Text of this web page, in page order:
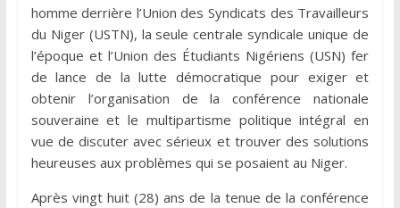
homme derrière l’Union des Syndicats des Travailleurs
du Niger (USTN), la seule centrale syndicale unique de
l’époque et l’Union des Étudiants Nigériens (USN) fer
de lance de la lutte démocratique pour exiger et
obtenir l’organisation de la conférence nationale
souveraine et le multipartisme politique intégral en
vue de discuter avec sérieux et trouver des solutions
heureuses aux problèmes qui se posaient au Niger.
Après vingt huit (28) ans de la tenue de la conférence